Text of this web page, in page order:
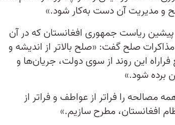
و مدیریت آن دست به‌کار شود.»
ریاست جمهوری افغانستان که در آن
صلح گفت: «صلح بالاتر از اندیشه و
این روند از سوی دولت، جریان‌‌ها و
برده شود.»
مصالحه را فراتر از عواطف و فراتر از
افغانستان، مطرح سازیم.»